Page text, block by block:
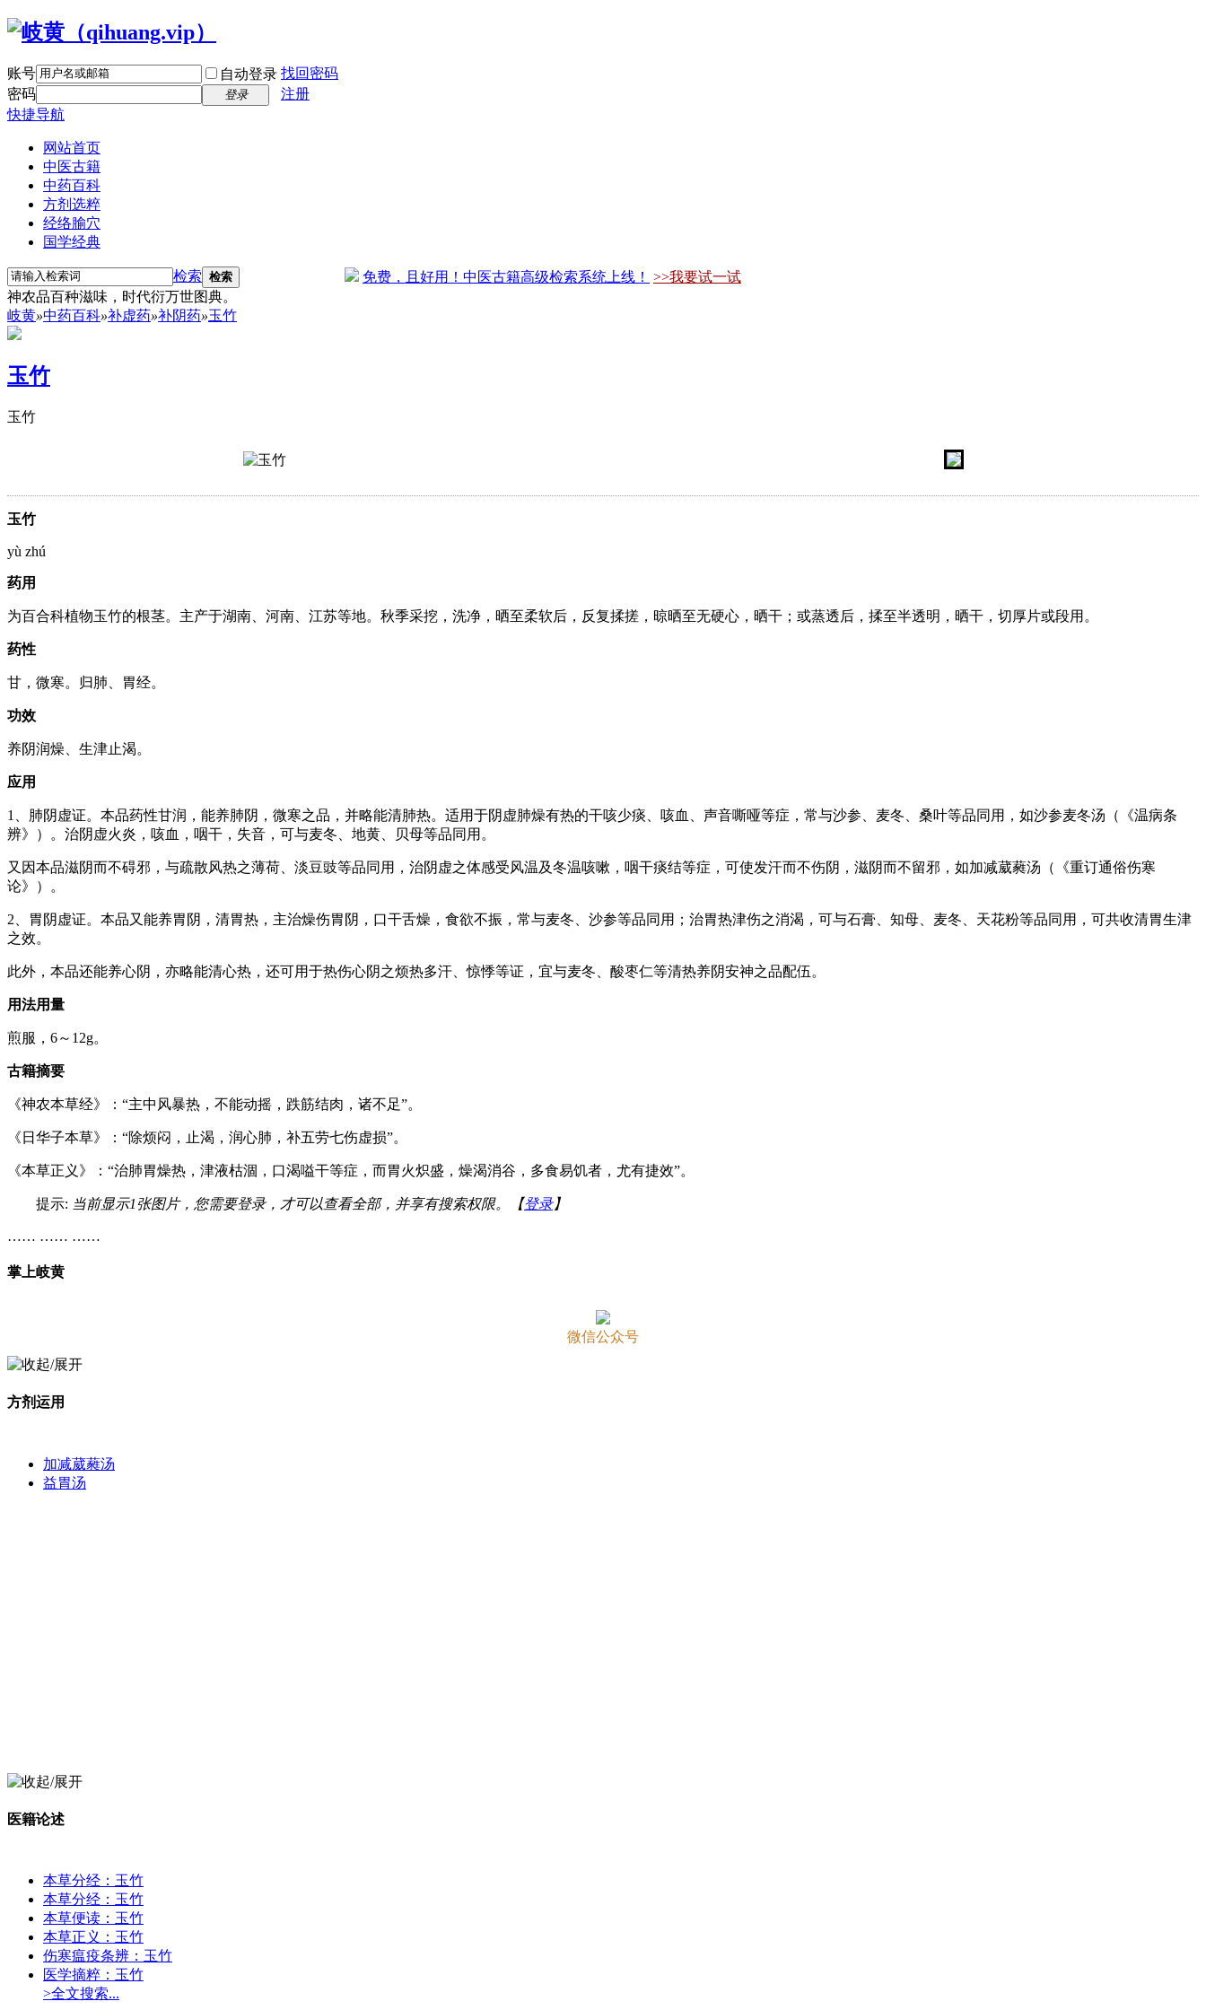
账号 自动登录 找回密码
密码
登录
注册
快捷导航
网站首页
中医古籍
中药百科
方剂选粹
经络腧穴
国学经典
检索 检索 免费，且好用！中医古籍高级检索系统上线！
>>我要试一试
神农品百种滋味，时代衍万世图典。
岐黄»中药百科»补虚药»补阴药»玉竹
玉竹
玉竹
玉竹
yù zhú
药用
为百合科植物玉竹的根茎。主产于湖南、河南、江苏等地。秋季采挖，洗净，晒至柔软后，反复揉搓，晾晒至无硬心，晒干；或蒸透后，揉至半透明，晒干，切厚片或段用。
药性
甘，微寒。归肺、胃经。
功效
养阴润燥、生津止渴。
应用
1、肺阴虚证。本品药性甘润，能养肺阴，微寒之品，并略能清肺热。适用于阴虚肺燥有热的干咳少痰、咳血、声音嘶哑等症，常与沙参、麦冬、桑叶等品同用，如沙参麦冬汤（《温病条
辨》）。治阴虚火炎，咳血，咽干，失音，可与麦冬、地黄、贝母等品同用。
又因本品滋阴而不碍邪，与疏散风热之薄荷、淡豆豉等品同用，治阴虚之体感受风温及冬温咳嗽，咽干痰结等症，可使发汗而不伤阴，滋阴而不留邪，如加减葳蕤汤（《重订通俗伤寒
论》）。
2、胃阴虚证。本品又能养胃阴，清胃热，主治燥伤胃阴，口干舌燥，食欲不振，常与麦冬、沙参等品同用；治胃热津伤之消渴，可与石膏、知母、麦冬、天花粉等品同用，可共收清胃生津
之效。
此外，本品还能养心阴，亦略能清心热，还可用于热伤心阴之烦热多汗、惊悸等证，宜与麦冬、酸枣仁等清热养阴安神之品配伍。
用法用量
煎服，6～12g。
古籍摘要
《神农本草经》：“主中风暴热，不能动摇，跌筋结肉，诸不足”。
《日华子本草》：“除烦闷，止渴，润心肺，补五劳七伤虚损”。
《本草正义》：“治肺胃燥热，津液枯涸，口渴嗌干等症，而胃火炽盛，燥渴消谷，多食易饥者，尤有捷效”。
提示: 当前显示1张图片，您需要登录，才可以查看全部，并享有搜索权限。【登录】
…… …… ……
掌上岐黄
微信公众号
方剂运用
加减葳蕤汤
益胃汤
医籍论述
本草分经：玉竹
本草分经：玉竹
本草便读：玉竹
本草正义：玉竹
伤寒瘟疫条辨：玉竹
医学摘粹：玉竹
>全文搜索...